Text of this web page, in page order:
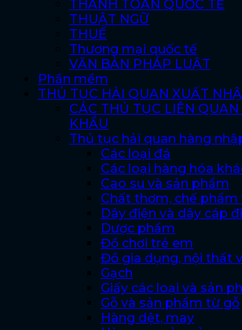
THANH TOÁN QUỐC TẾ
THUẬT NGỮ
THUẾ
Thương mại quốc tế
VĂN BẢN PHÁP LUẬT
Phần mềm
THỦ TỤC HẢI QUAN XUẤT
CÁC THỦ TỤC LIÊN
KHẨU
Thủ tục hải quan hàng
Các loại đá
Các loại hàng hóa
Cao su và sản phẩm
Chất thơm, chế phẩm
Dây điện và dây cáp
Dược phẩm
Đồ chơi trẻ em
Đồ gia dụng, nội thất
Gạch
Giấy các loại và sản
Gỗ và sản phẩm từ gỗ
Hàng dệt, may